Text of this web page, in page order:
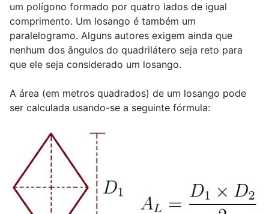
um polígono formado por quatro lados de igual
comprimento. Um losango é também um
paralelogramo. Alguns autores exigem ainda que
nenhum dos ângulos do quadrilátero seja reto para
que ele seja considerado um losango.
A área (em metros quadrados) de um losango pode
ser calculada usando-se a seguinte fórmula: